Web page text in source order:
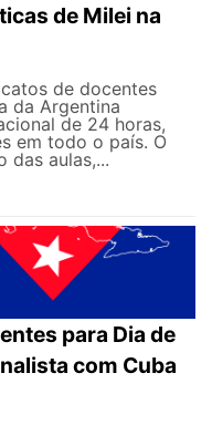
de Milei na
de docentes
da Argentina
de 24 horas,
em todo o país. O
das aulas,...
para Dia de
com Cuba